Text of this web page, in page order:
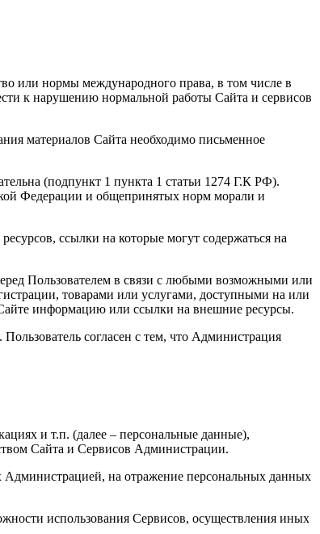
или нормы международного права, в том числе в
к нарушению нормальной работы Сайта и сервисов
материалов Сайта необходимо письменное
(подпункт 1 пункта 1 статьи 1274 Г.К РФ).
Федерации и общепринятых норм морали и
ссылки на которые могут содержаться на
Пользователем в связи с любыми возможными или
товарами или услугами, доступными на или
информацию или ссылки на внешние ресурсы.
согласен с тем, что Администрация
и т.п. (далее – персональные данные),
Сайта и Сервисов Администрации.
Администрацией, на отражение персональных данных
использования Сервисов, осуществления иных